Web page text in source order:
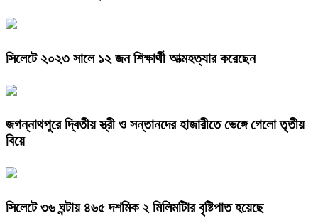
সিলেটে ২০২৩ সালে ১২ জন শিক্ষার্থী আত্মহত্যার করেছেন
জগন্নাথপুরে দ্বিতীয় স্ত্রী ও সন্তানদের হাজারীতে ভেঙ্গে গেলো তৃতীয়
বিয়ে
সিলেটে ৩৬ ঘন্টায় ৪৬৫ দশমিক ২ মিলিমটিার বৃষ্টিপাত হয়েছে